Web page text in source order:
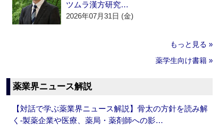
ツムラ漢方研究…
2026年07月31日 (金)
もっと見る »
薬学生向け書籍 »
薬業界ニュース解説
【対話で学ぶ薬業界ニュース解説】骨太の方針を読み解
く‐製薬企業や医療、薬局・薬剤師への影…